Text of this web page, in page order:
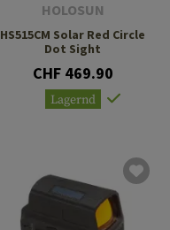
HOLOSUN
HS515CM Solar Red Circle
Dot Sight
CHF 469.90
Lagernd